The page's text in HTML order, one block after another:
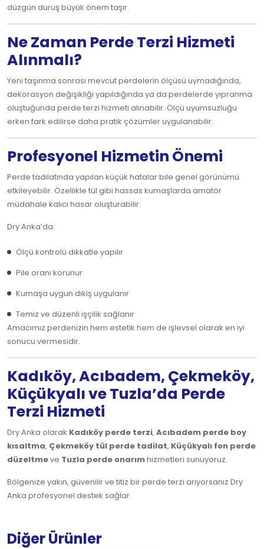
düzgün duruş büyük önem taşır.
Ne Zaman Perde Terzi Hizmeti
Alınmalı?
Yeni taşınma sonrası mevcut perdelerin ölçüsü uymadığında,
dekorasyon değişikliği yapıldığında ya da perdelerde yıpranma
oluştuğunda perde terzi hizmeti alınabilir. Ölçü uyumsuzluğu
erken fark edilirse daha pratik çözümler uygulanabilir.
Profesyonel Hizmetin Önemi
Perde tadilatında yapılan küçük hatalar bile genel görünümü
etkileyebilir. Özellikle tül gibi hassas kumaşlarda amatör
müdahale kalıcı hasar oluşturabilir.
Dry Anka’da:
Ölçü kontrolü dikkatle yapılır
Pile oranı korunur
Kumaşa uygun dikiş uygulanır
Temiz ve düzenli işçilik sağlanır
Amacımız perdenizin hem estetik hem de işlevsel olarak en iyi
sonucu vermesidir.
Kadıköy, Acıbadem, Çekmeköy,
Küçükyalı ve Tuzla’da Perde
Terzi Hizmeti
Dry Anka olarak Kadıköy perde terzi, Acıbadem perde boy
kısaltma, Çekmeköy tül perde tadilat, Küçükyalı fon perde
düzeltmeve Tuzla perde onarımhizmetleri sunuyoruz.
Bölgenize yakın, güvenilir ve titiz bir perde terzi arıyorsanız Dry
Anka profesyonel destek sağlar.
Diğer Ürünler